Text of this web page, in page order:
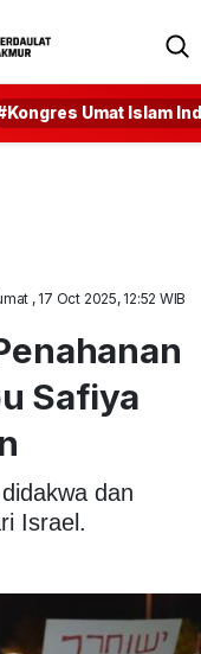
Umat Islam
, 17 Oct 2025, 12:52 WIB
Safiya
dan
Israel.